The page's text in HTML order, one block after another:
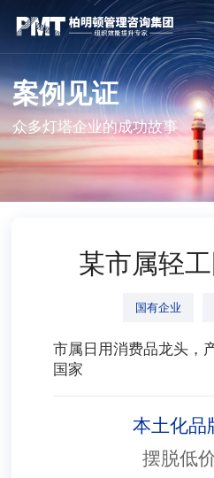
案例见证
众多灯塔企业的成功故事
某市属轻
国有企业
市属日用消费品龙头，
国家
本土化品
摆脱低